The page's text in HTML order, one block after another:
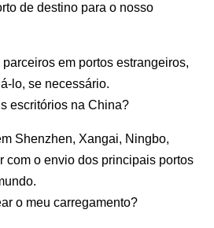
de destino para o nosso
em portos estrangeiros,
lo, se necessário.
escritórios na China?
Shenzhen, Xangai, Ningbo,
com o envio dos principais portos
o meu carregamento?